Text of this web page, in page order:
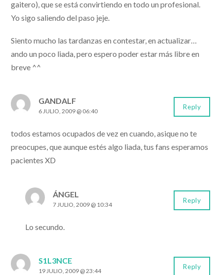
gaitero), que se está convirtiendo en todo un profesional.
Yo sigo saliendo del paso jeje.
Siento mucho las tardanzas en contestar, en actualizar…
ando un poco liada, pero espero poder estar más libre en
breve ^^
GANDALF
6 JULIO, 2009 @ 06:40
todos estamos ocupados de vez en cuando, asique no te
preocupes, que aunque estés algo liada, tus fans esperamos
pacientes XD
Reply
ÁNGEL
7 JULIO, 2009 @ 10:34
Lo secundo.
Reply
S1L3NCE
19 JULIO, 2009 @ 23:44
Reply